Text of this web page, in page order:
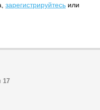
зарегистрируйтесь или
17